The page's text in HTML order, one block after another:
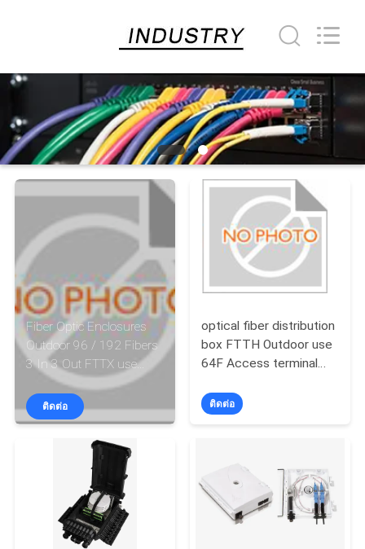
บ้าน
สินค้า
กับ
เรา
ทัวร์
โรงงาน
คุณภาพ
Co.,Ltd..
Developed
ECER
Fiber Optic Enclosures
Outdoor 96 / 192 Fibers
3 In 3 Out FTTX use
PP/PC Alloy
ติดต่อ
optical fiber distribution
box FTTH Outdoor use
64F Access terminal
Level
ติดต่อ